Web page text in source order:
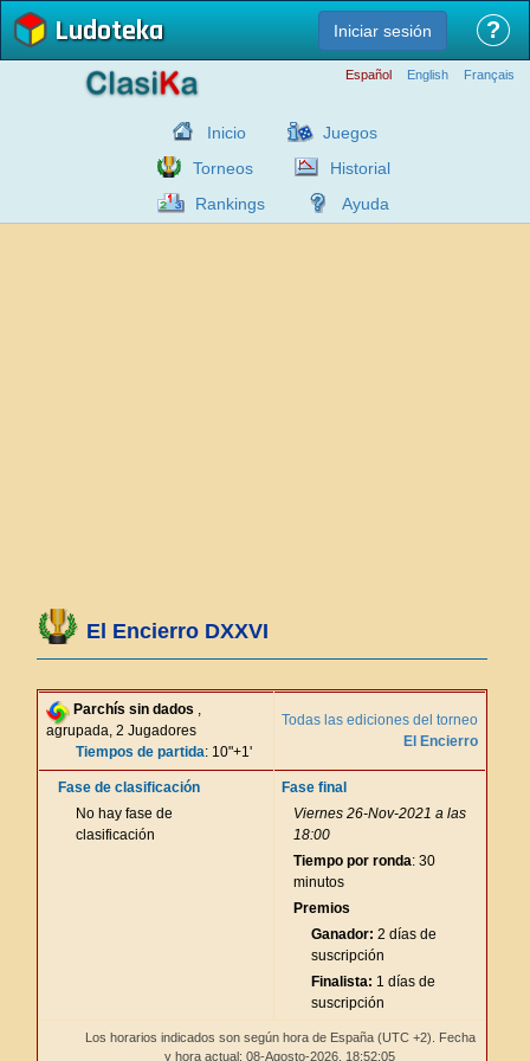
Ludoteka Iniciar sesión ?
Español English Français
Inicio
Juegos
Torneos
Historial
Rankings
Ayuda
El Encierro DXXVI
Parchís sin dados ,
agrupada, 2 Jugadores
Tiempos de partida: 10"+1'
Todas las ediciones del torneo
El Encierro
Fase de clasificación
No hay fase de
clasificación
Fase final
Viernes 26-Nov-2021 a las
18:00
Tiempo por ronda: 30
minutos
Premios
Ganador: 2 días de
suscripción
Finalista: 1 días de
suscripción
Los horarios indicados son según hora de España (UTC +2). Fecha
y hora actual: 08-Agosto-2026, 18:52:06